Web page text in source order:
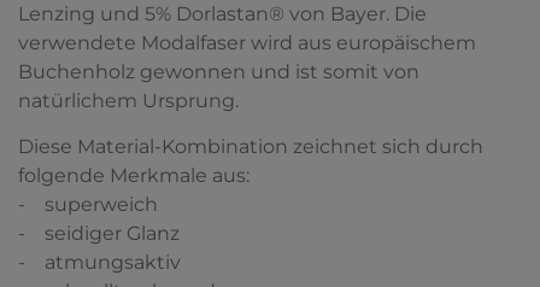
Lenzing und 5% Dorlastan® von Bayer. Die
verwendete Modalfaser wird aus europäischem
Buchenholz gewonnen und ist somit von
natürlichem Ursprung.
Diese Material-Kombination zeichnet sich durch
folgende Merkmale aus:
- superweich
- seidiger Glanz
- atmungsaktiv